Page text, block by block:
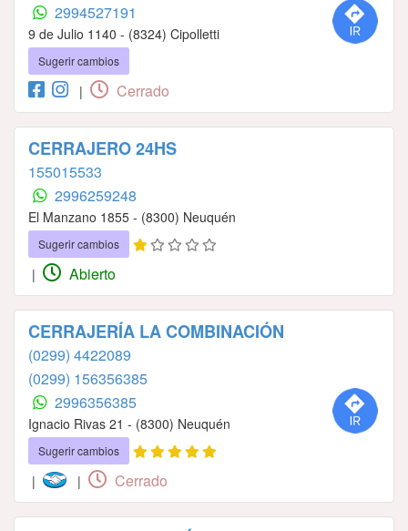
2994527191
9 de Julio 1140 - (8324) Cipolletti
Sugerir cambios
| Cerrado
CERRAJERO 24HS
155015533
2996259248
El Manzano 1855 - (8300) Neuquén
Sugerir cambios
| Abierto
CERRAJERÍA LA COMBINACIÓN
(0299) 4422089
(0299) 156356385
2996356385
Ignacio Rivas 21 - (8300) Neuquén
Sugerir cambios
| | Cerrado